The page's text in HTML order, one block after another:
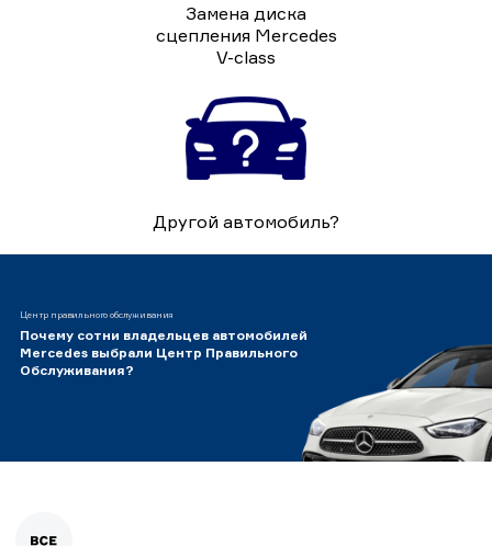
Замена диска
сцепления Mercedes
V-class
Другой автомобиль?
Центр правильного обслуживания
Почему сотни владельцев автомобилей
Mercedes выбрали Центр Правильного
Обслуживания?